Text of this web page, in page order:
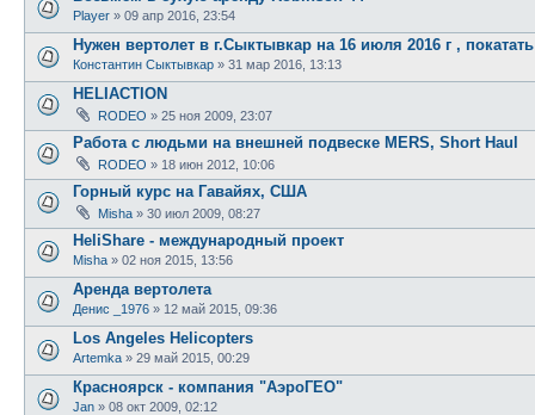
Player » 09 апр 2016, 23:54
Нужен вертолет в г.Сыктывкар на 16 июля 2016 г ,
Константин Сыктывкар » 31 мар 2016, 13:13
HELIACTION
RODEO » 25 ноя 2009, 23:07
Работа с людьми на внешней подвеске MERS, Short Haul
RODEO » 18 июн 2012, 10:06
Горный курс на Гавайях, США
Misha » 30 июл 2009, 08:27
HeliShare - международный проект
Misha » 02 ноя 2015, 13:56
Аренда вертолета
Денис _1976 » 12 май 2015, 09:36
Los Angeles Helicopters
Artemka » 29 май 2015, 00:29
Красноярск - компания "АэроГЕО"
Jan » 08 окт 2009, 02:12